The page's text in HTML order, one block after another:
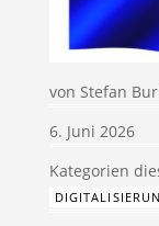
von Stefan
6. Juni 2026